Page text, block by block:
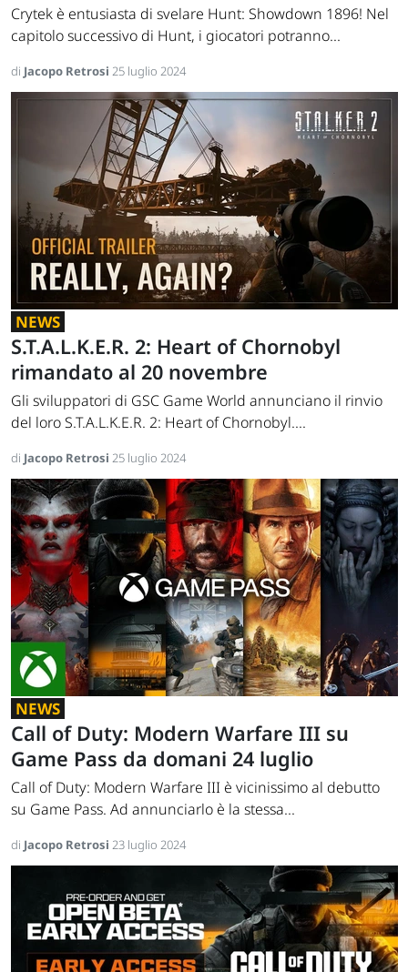
Crytek è entusiasta di svelare Hunt: Showdown 1896! Nel
capitolo successivo di Hunt, i giocatori potranno...
di Jacopo Retrosi 25 luglio 2024
NEWS
S.T.A.L.K.E.R. 2: Heart of Chornobyl
rimandato al 20 novembre
Gli sviluppatori di GSC Game World annunciano il rinvio
del loro S.T.A.L.K.E.R. 2: Heart of Chornobyl....
di Jacopo Retrosi 25 luglio 2024
NEWS
Call of Duty: Modern Warfare III su
Game Pass da domani 24 luglio
Call of Duty: Modern Warfare III è vicinissimo al debutto
su Game Pass. Ad annunciarlo è la stessa...
di Jacopo Retrosi 23 luglio 2024